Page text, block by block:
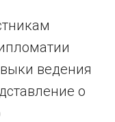
ведения
о